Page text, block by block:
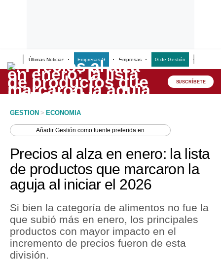
Últimas Noticias Empresas G Empresas G de Gestión
Lo último
Peru Quiosco
Economía
Mercados
Política
Tu Dinero
Finanzas Personales
SUSCRÍBETE
GESTION > ECONOMIA
AñadirGestión como fuente preferida en
Precios al alza en enero: la lista
de productos que marcaron la
aguja al iniciar el 2026
Si bien la categoría de alimentos no fue la
que subió más en enero, los principales
productos con mayor impacto en el
incremento de precios fueron de esta
división.